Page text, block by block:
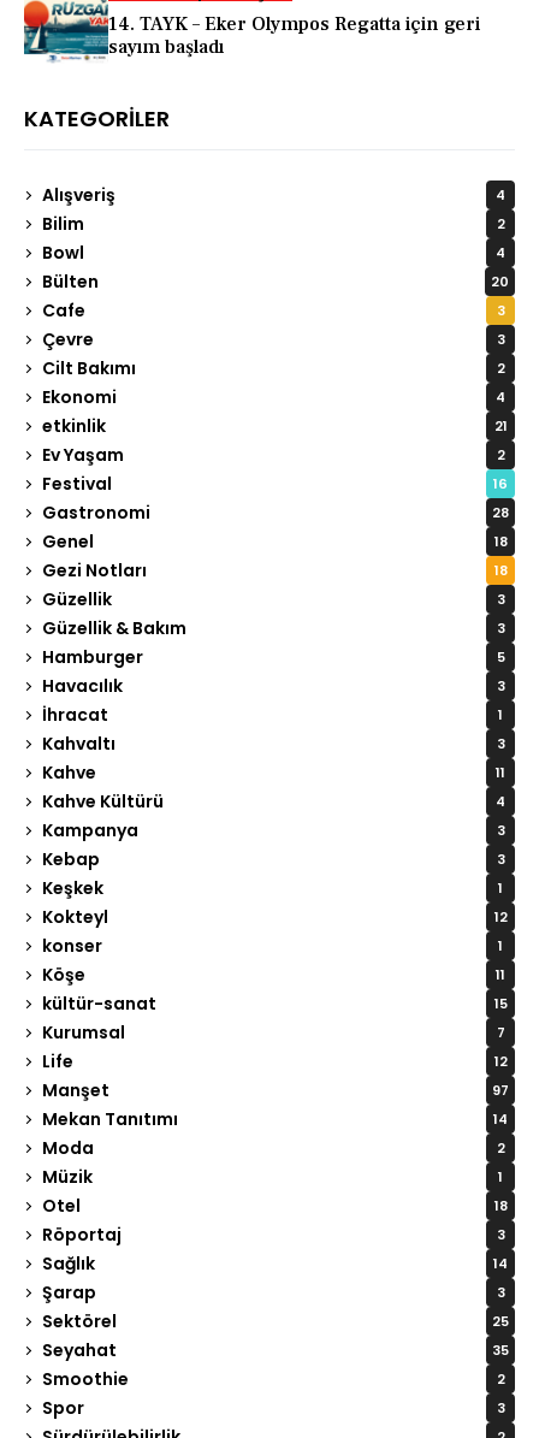
14. TAYK – Eker Olympos Regatta için geri
sayım başladı
KATEGORILER
Alışveriş 4
Bilim 2
Bowl 4
Bülten 20
Cafe 3
Çevre 3
Cilt Bakımı 2
Ekonomi 4
etkinlik 21
Ev Yaşam 2
Festival 16
Gastronomi 28
Genel 18
Gezi Notları 18
Güzellik 3
Güzellik & Bakım 3
Hamburger 5
Havacılık 3
İhracat 1
Kahvaltı 3
Kahve 11
Kahve Kültürü 4
Kampanya 3
Kebap 3
Keşkek 1
Kokteyl 12
konser 1
Köşe 11
kültür-sanat 15
Kurumsal 7
Life 12
Manşet 97
Mekan Tanıtımı 14
Moda 2
Müzik 1
Otel 18
Röportaj 3
Sağlık 14
Şarap 3
Sektörel 25
Seyahat 35
Smoothie 2
Spor 3